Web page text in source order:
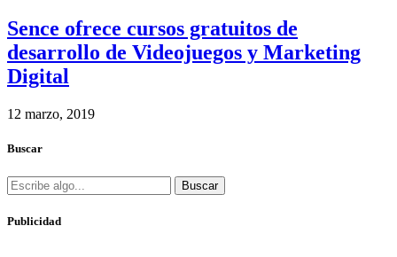
Sence ofrece cursos gratuitos de
desarrollo de Videojuegos y Marketing
Digital
12 marzo, 2019
Buscar
Buscar
Publicidad